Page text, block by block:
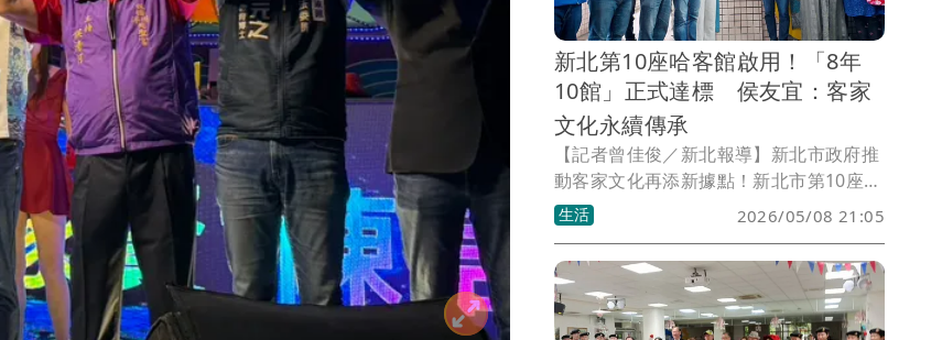
新北第10座哈客館啟用！「8年
10館」正式達標 侯友宜：客家
文化永續傳承
【記者曾佳俊／新北報導】新北市政府推
動客家文化再添新據點！新北市第10座客
家聚點「新北哈客土城館」今（8）日正
式啟用，市長侯友宜出席揭牌典禮表示，
哈客土城館成立，象徵新北「8年10館」
目標正式達標，未來將持續凝聚客家力
量，協助客家文化永續傳承。
生活 2026/05/08 21:05